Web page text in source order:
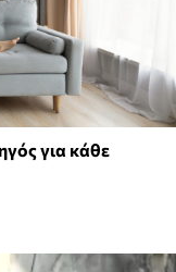
για κάθε